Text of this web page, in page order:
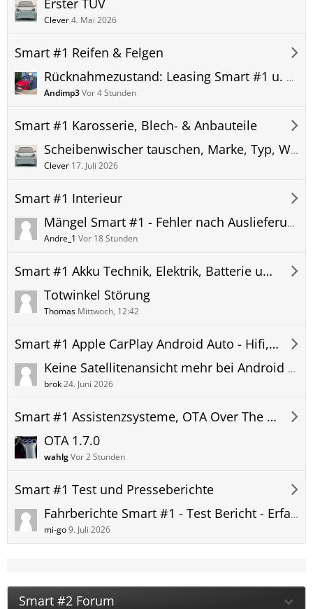
Erster TÜV
Clever4. Mai 2026
Smart #1 Reifen & Felgen
Rücknahmezustand: Leasing Smart #1 u. Reifen wechseln - Kauf Verkauf Tausch Eigentum
Andimp3Vor 4 Stunden
Smart #1 Karosserie, Blech- & Anbauteile
Scheibenwischer tauschen, Marke, Typ, Wechsel, Smart #1 - Wartungsmodus Servicestellung
Clever 17. Juli 2026
Smart #1 Interieur
Mängel Smart #1 - Fehler nach Auslieferung - Probleme - Technik, Optik, Interieur und Exterieur.
Andre_1 Vor 18 Stunden
Smart #1 Akku Technik, Elektrik, Batterie und Beleuchtung
Totwinkel Störung
Thomas Mittwoch, 12:42
Smart #1 Apple CarPlay Android Auto - Hifi, Telefon und Navigation
Keine Satellitenansicht mehr bei Android Auto
brok24. Juni 2026
Smart #1 Assistenzsysteme, OTA Over The Air Updates und Apps
OTA 1.7.0
wahlgVor 2 Stunden
Smart #1 Test und Presseberichte
Fahrberichte Smart #1 - Test Bericht - Erfahrungen Probefahrt Smart#1 Premium Brabus und andere Lines
mi-go9. Juli 2026
Smart #2 Forum